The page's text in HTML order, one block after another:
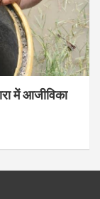
में आजीविका